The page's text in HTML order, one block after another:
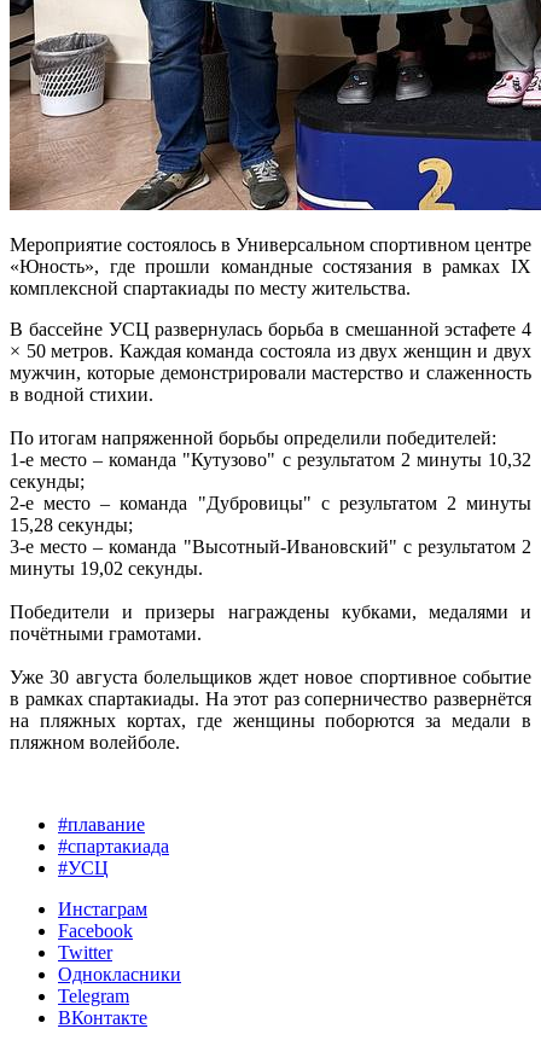
Мероприятие состоялось в Универсальном спортивном центре
«Юность», где прошли командные состязания в рамках IX
комплексной спартакиады по месту жительства.
В бассейне УСЦ развернулась борьба в смешанной эстафете 4
× 50 метров. Каждая команда состояла из двух женщин и двух
мужчин, которые демонстрировали мастерство и слаженность
в водной стихии.
По итогам напряженной борьбы определили победителей:
1-е место – команда "Кутузово" с результатом 2 минуты 10,32
секунды;
2-е место – команда "Дубровицы" с результатом 2 минуты
15,28 секунды;
3-е место – команда "Высотный-Ивановский" с результатом 2
минуты 19,02 секунды.
Победители и призеры награждены кубками, медалями и
почётными грамотами.
Уже 30 августа болельщиков ждет новое спортивное событие
в рамках спартакиады. На этот раз соперничество развернётся
на пляжных кортах, где женщины поборются за медали в
пляжном волейболе.
#плавание
#спартакиада
#УСЦ
Инстаграм
Facebook
Twitter
Однокласники
Telegram
ВКонтакте